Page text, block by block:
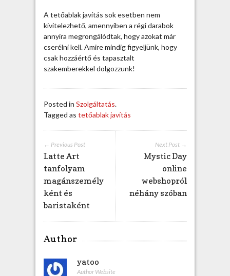
á
l
t
a
l
b
j
e
g
z
e
z
A tetőablak javítás sok esetben nem
kivitelezhető, amennyiben a régi darabok
annyira megrongálódtak, hogy azokat már
cserélni kell. Amire mindig figyeljünk, hogy
csak hozzáértő és tapasztalt
szakemberekkel dolgozzunk!
Posted in Szolgáltatás.
Tagged as tetőablak javítás
Next Post →
Mystic Day
online
webshopról
néhány szóban
← Previous Post
Latte Art
tanfolyam
magánszemély
ként és
baristaként
Author
yatoo
Author Website